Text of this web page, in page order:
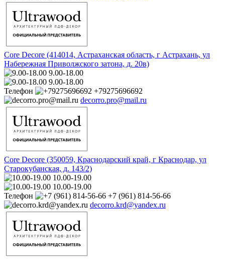
Core Decore (414014, Астраханская область, г Астрахань, ул
Набережная Приволжского затона, д. 20в)
9.00-18.00
9.00-18.00
Телефон
+79275696692
decorro.pro@mail.ru
Core Decore (350059, Краснодарский край, г Краснодар, ул
Старокубанская, д. 143/2)
10.00-19.00
10.00-19.00
Телефон
+7 (961) 814-56-66
decorro.krd@yandex.ru